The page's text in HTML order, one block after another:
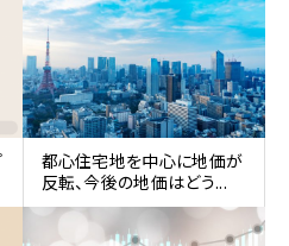
都心住宅地を中心に地価が
反転、今後の地価はどう...